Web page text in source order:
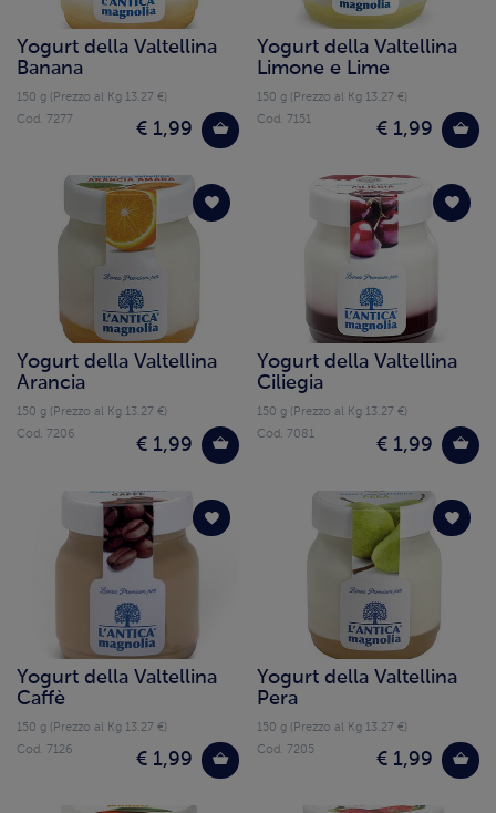
Yogurt della Valtellina
Banana
150 g (Prezzo al Kg 13.27 €)
€ 1,99
Cod. 7277
Yogurt della Valtellina
Limone e Lime
150 g (Prezzo al Kg 13.27 €)
€ 1,99
Cod. 7151
Yogurt della Valtellina
Arancia
150 g (Prezzo al Kg 13.27 €)
€ 1,99
Cod. 7206
Yogurt della Valtellina
Ciliegia
150 g (Prezzo al Kg 13.27 €)
€ 1,99
Cod. 7081
Yogurt della Valtellina
Caffè
150 g (Prezzo al Kg 13.27 €)
€ 1,99
Cod. 7126
Yogurt della Valtellina
Pera
150 g (Prezzo al Kg 13.27 €)
€ 1,99
Cod. 7205